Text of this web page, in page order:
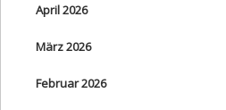
April 2026
März 2026
Februar 2026